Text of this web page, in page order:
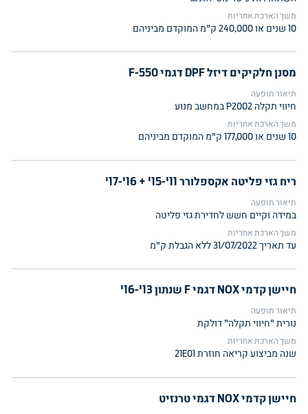
משך הארכת אחריות
10 שנים או 240,000 ק"מ המוקדם מביניהם
מסנן חלקיקים דיזל DPF דגמי F-550
תיאור תופעה
חיווי תקלה P2002 במחשב מנוע
משך הארכת אחריות
10 שנים או 177,000 ק"מ המוקדם מביניהם
ריח גזי פליטה אקספלורר 11'-15' + 16'-17'
תיאור תופעה
במידה וקיים חשש לחדירת גזי פליטה
משך הארכת אחריות
עד תאריך 31/07/2022 ללא הגבלת ק"מ
חיישן קדמי NOX דגמי F שנתון 13'-16'
תיאור תופעה
נורית "חיווי תקלה" דולקת
משך הארכת אחריות
שנה מביצוע קריאה חוזרת 21E01
חיישן קדמי NOX דגמי טרנזיט